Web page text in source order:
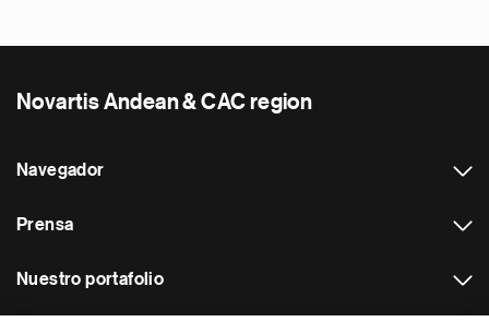
Novartis Andean & CAC region
Navegador
Prensa
Nuestro portafolio